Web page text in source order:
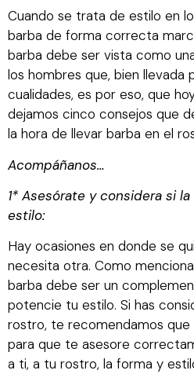
Cuando se trata de estilo en
barba de forma correcta
barba debe ser vista como
los hombres que, bien llevada
cualidades, es por eso, que
dejamos cinco consejos que
la hora de llevar barba en el
Acompáñanos…
1* Asesórate y considera si
estilo:
Hay ocasiones en donde se
necesita otra. Como
barba debe ser un
potencie tu estilo. Si has
rostro, te recomendamos
para que te asesore
a ti, a tu rostro, la forma y